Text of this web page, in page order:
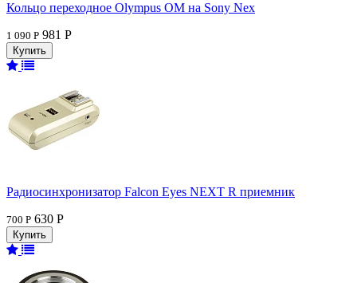
Кольцо переходное Olympus OM на Sony Nex
1 090 Р 981 Р
Радиосинхронизатор Falcon Eyes NEXT R приемник
700 Р 630 Р